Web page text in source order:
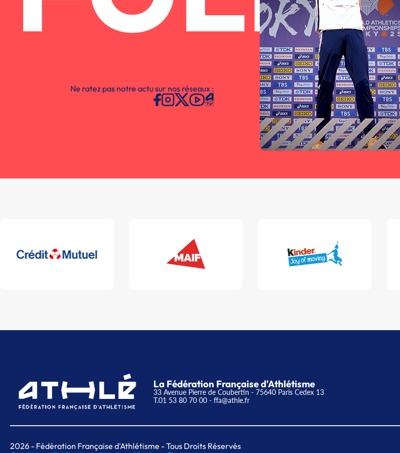
Ne ratez pas notre actu sur nos réseaux :
La Fédération Française d'Athlétisme
33 Avenue Pierre de Coubertin - 75640 Paris Cedex 13
T.01 53 80 70 00 - ffa@athle.fr
2026 - Fédération Française d'Athlétisme - Tous Droits Réservés